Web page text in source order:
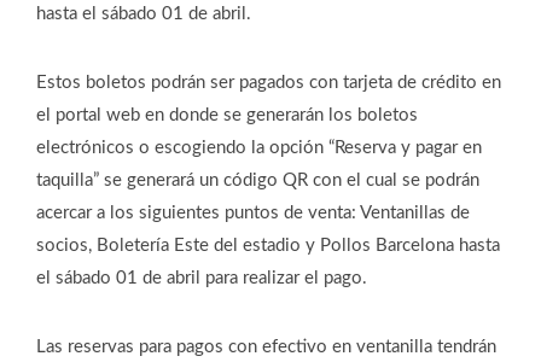
hasta el sábado 01 de abril.
Estos boletos podrán ser pagados con tarjeta de crédito en
el portal web en donde se generarán los boletos
electrónicos o escogiendo la opción “Reserva y pagar en
taquilla” se generará un código QR con el cual se podrán
acercar a los siguientes puntos de venta: Ventanillas de
socios, Boletería Este del estadio y Pollos Barcelona hasta
el sábado 01 de abril para realizar el pago.
Las reservas para pagos con efectivo en ventanilla tendrán